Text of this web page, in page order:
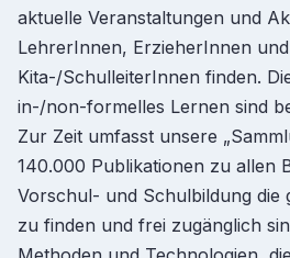
aktuelle Veranstaltungen und
LehrerInnen, ErzieherInnen und
Kita-/SchulleiterInnen finden.
in-/non-formelles Lernen sind
Zur Zeit umfasst unsere
140.000 Publikationen zu allen
Vorschul- und Schulbildung
zu finden und frei zugänglich